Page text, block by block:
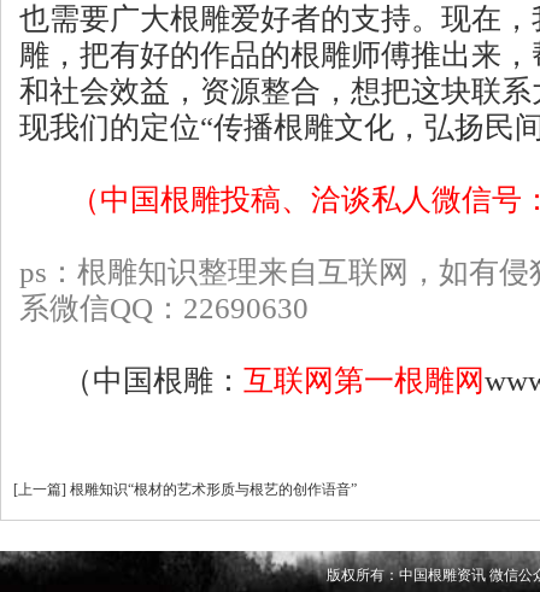
也需要广大根雕爱好者的支持。现在
雕，把有好的作品的根雕师傅推出来
和社会效益，资源整合，想把这块联
现我们的定位“传播根雕文化，弘扬民
（中国根雕投稿、洽谈私人微信号
ps：根雕知识整理来自互联网，如有
系微信QQ：22690630
（中国根雕 ： 互联网第一根雕网
[上一篇] 根雕知识“根材的艺术形质与根艺的创作语音”
版权所有：中国根雕资讯 微信公